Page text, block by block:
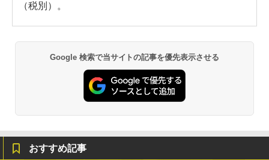
（税別）。
Google 検索で当サイトの記事を優先表示させる
おすすめ記事